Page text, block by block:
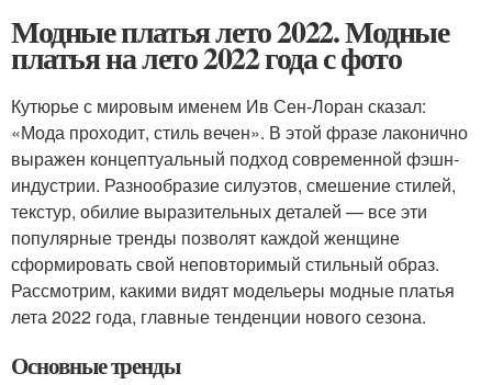
Модные платья лето 2022. Модные
платья на лето 2022 года с фото
Кутюрье с мировым именем Ив Сен-Лоран сказал:
«Мода проходит, стиль вечен». В этой фразе лаконично
выражен концептуальный подход современной фэшн-
индустрии. Разнообразие силуэтов, смешение стилей,
текстур, обилие выразительных деталей — все эти
популярные тренды позволят каждой женщине
сформировать свой неповторимый стильный образ.
Рассмотрим, какими видят модельеры модные платья
лета 2022 года, главные тенденции нового сезона.
Основные тренды